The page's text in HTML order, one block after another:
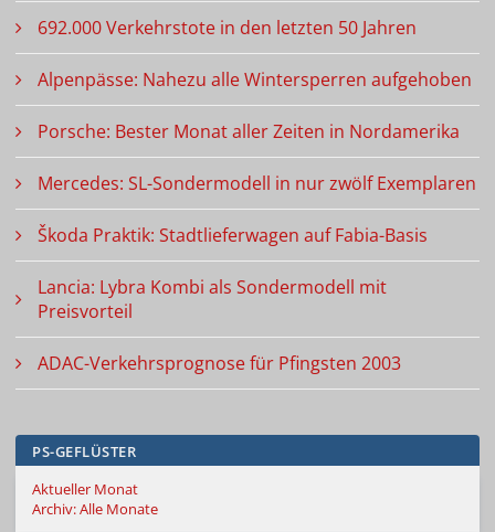
692.000 Verkehrstote in den letzten 50 Jahren
Alpenpässe: Nahezu alle Wintersperren aufgehoben
Porsche: Bester Monat aller Zeiten in Nordamerika
Mercedes: SL-Sondermodell in nur zwölf Exemplaren
Škoda Praktik: Stadtlieferwagen auf Fabia-Basis
Lancia: Lybra Kombi als Sondermodell mit
Preisvorteil
ADAC-Verkehrsprognose für Pfingsten 2003
PS-GEFLÜSTER
Aktueller Monat
Archiv: Alle Monate